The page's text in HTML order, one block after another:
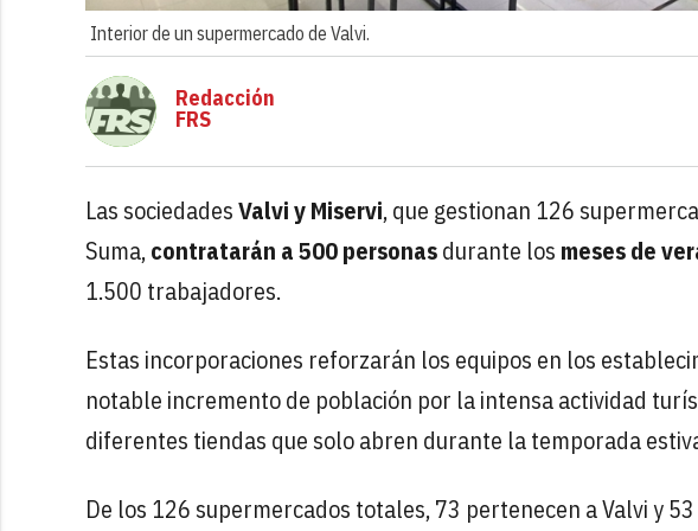
Interior de un supermercado de Valvi.
Redacción
FRS
Las sociedadesValvi y Miservi, que gestionan 126
Suma,contratarán a 500 personasdurante los meses de
1.500 trabajadores.
Estas incorporaciones reforzarán los equipos en los
notable incremento de población por la intensa actividad
diferentes tiendas que solo abren durante la temporada
De los 126 supermercados totales, 73 pertenecen a Valvi y